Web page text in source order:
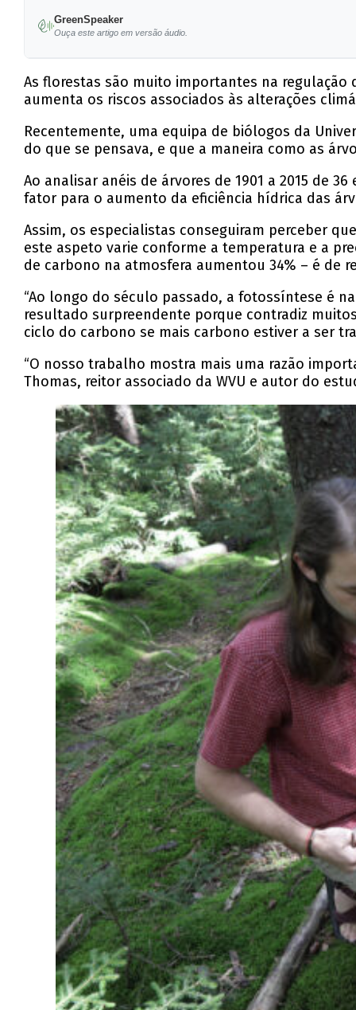
GreenSpeaker
Ouça este artigo em versão áudio.
As florestas são muito importantes na regulação
aumenta os riscos associados às alterações
Recentemente, uma equipa de biólogos da
do que se pensava, e que a maneira como as
Ao analisar anéis de árvores de 1901 a 2015 de
fator para o aumento da eficiência hídrica das
Assim, os especialistas conseguiram perceber
este aspeto varie conforme a temperatura e a
de carbono na atmosfera aumentou 34% – é de
“Ao longo do século passado, a fotossíntese é
resultado surpreendente porque contradiz
ciclo do carbono se mais carbono estiver a ser
“O nosso trabalho mostra mais uma razão
Thomas, reitor associado da WVU e autor do